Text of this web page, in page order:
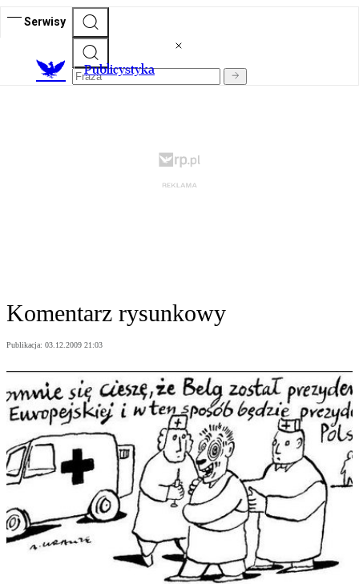
Serwisy
Publicystyka
Komentarz rysunkowy
Publikacja: 03.12.2009 21:03